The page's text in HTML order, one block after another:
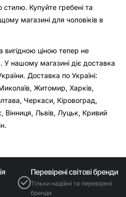
стилю. Купуйте гребені та
магазині для чоловіків в
вигідною ціною тепер не
У нашому магазині діє доставка
Доставка по Україні:
Житомир, Харків,
Черкаси, Кіровоград,
Вінниця, Львів, Луцьк, Кривий
Перевірені світові бренди
Тільки надійні та перевірені
бренди